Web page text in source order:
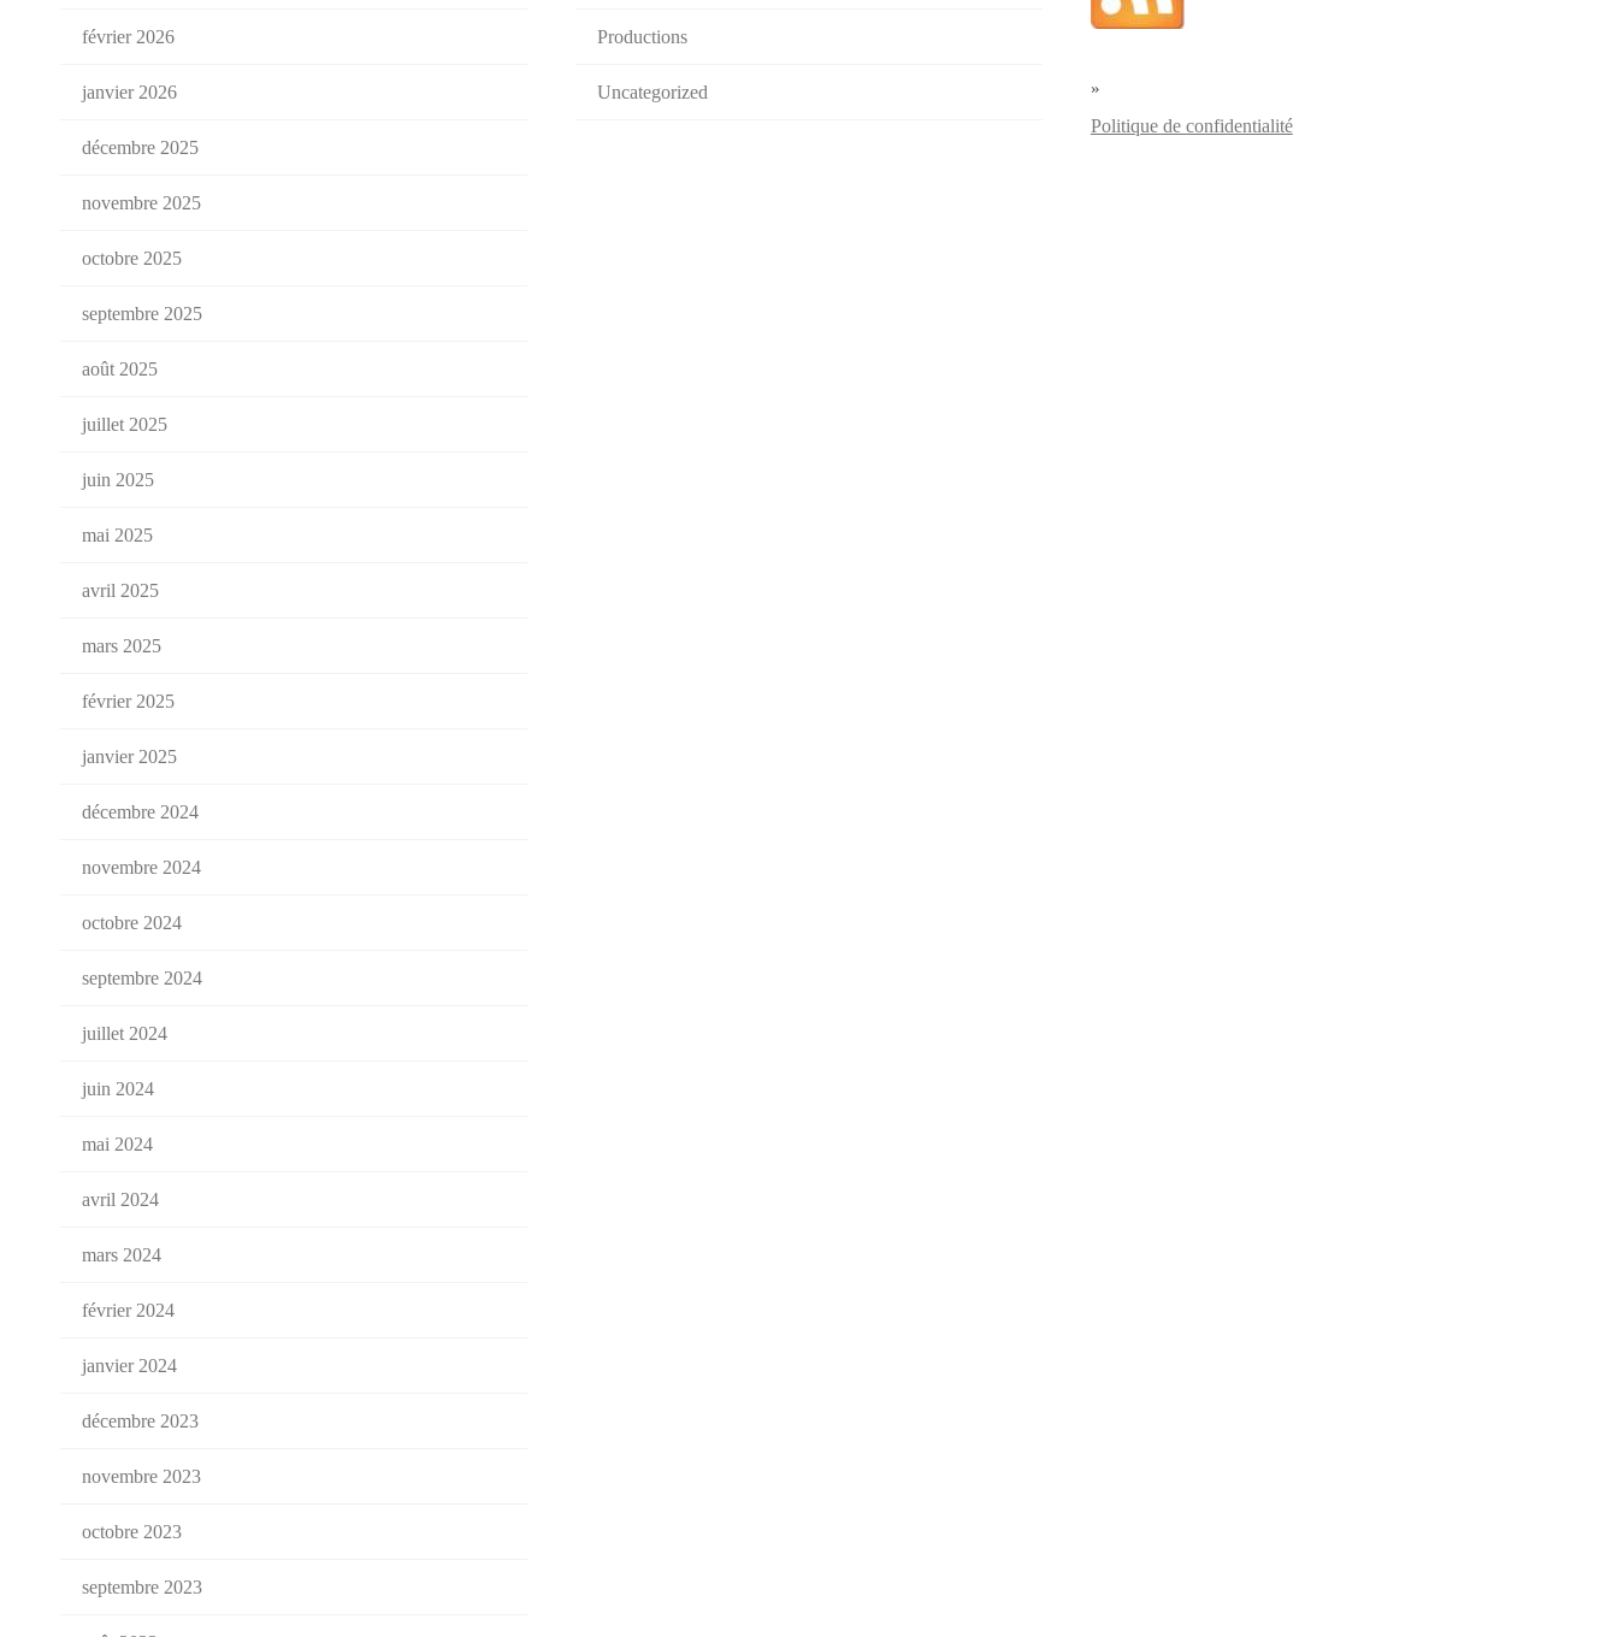
février 2026
janvier 2026
décembre 2025
novembre 2025
octobre 2025
septembre 2025
août 2025
juillet 2025
juin 2025
mai 2025
avril 2025
mars 2025
février 2025
janvier 2025
décembre 2024
novembre 2024
octobre 2024
septembre 2024
juillet 2024
juin 2024
mai 2024
avril 2024
mars 2024
février 2024
janvier 2024
décembre 2023
novembre 2023
octobre 2023
septembre 2023
Productions
Uncategorized »
Politique de confidentialité